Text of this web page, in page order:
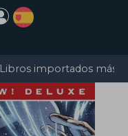
Libros importados más